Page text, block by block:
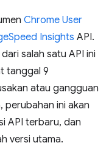
Chrome User
Insights API.
salah satu API ini
tanggal 9
atau gangguan
perubahan ini akan
API terbaru, dan
versi utama.